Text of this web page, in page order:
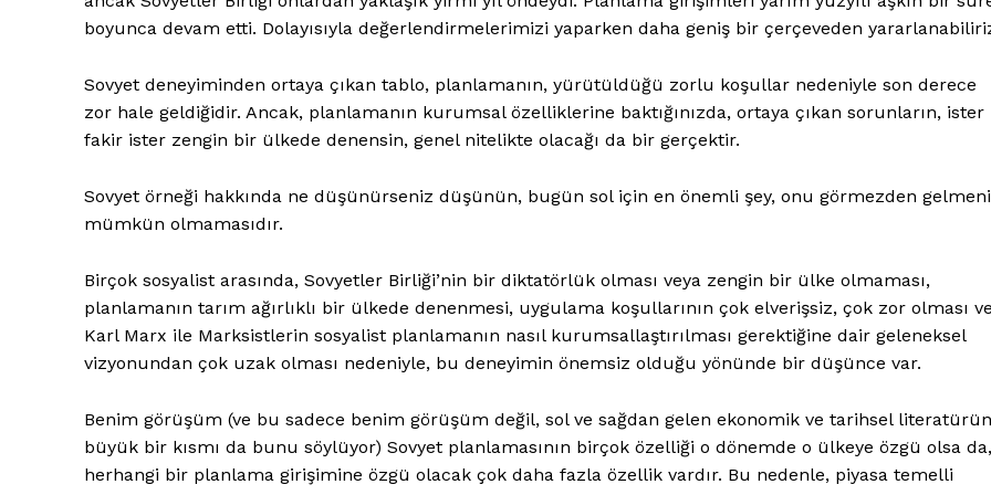
boyunca devam etti. Dolayısıyla değerlendirmelerimizi yaparken daha geniş bir çerçeveden
Sovyet deneyiminden ortaya çıkan tablo, planlamanın, yürütüldüğü zorlu koşullar nedeniyle son derece
zor hale geldiğidir. Ancak, planlamanın kurumsal özelliklerine baktığınızda, ortaya çıkan sorunların, ister
fakir ister zengin bir ülkede denensin, genel nitelikte olacağı da bir gerçektir.
Sovyet örneği hakkında ne düşünürseniz düşünün, bugün sol için en önemli şey, onu görmezden
mümkün olmamasıdır.
Birçok sosyalist arasında, Sovyetler Birliği’nin bir diktatörlük olması veya zengin bir ülke olmaması,
planlamanın tarım ağırlıklı bir ülkede denenmesi, uygulama koşullarının çok elverişsiz, çok zor olması
Karl Marx ile Marksistlerin sosyalist planlamanın nasıl kurumsallaştırılması gerektiğine dair geleneksel
vizyonundan çok uzak olması nedeniyle, bu deneyimin önemsiz olduğu yönünde bir düşünce var.
Benim görüşüm (ve bu sadece benim görüşüm değil, sol ve sağdan gelen ekonomik ve tarihsel literatürün
büyük bir kısmı da bunu söylüyor) Sovyet planlamasının birçok özelliği o dönemde o ülkeye özgü olsa da,
herhangi bir planlama girişimine özgü olacak çok daha fazla özellik vardır. Bu nedenle, piyasa temelli